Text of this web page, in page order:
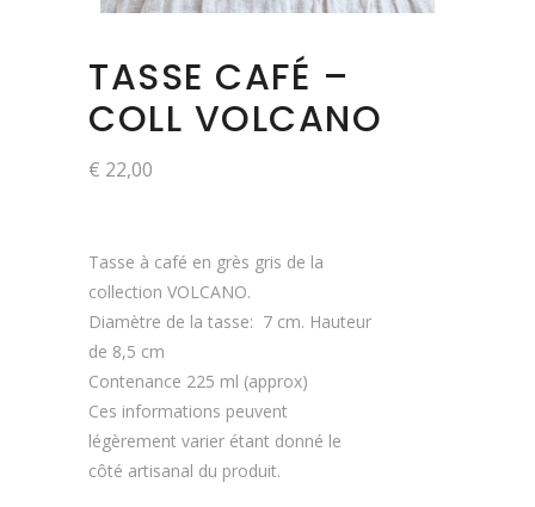
TASSE CAFÉ –
COLL VOLCANO
€ 22,00
Tasse à café en grès gris de la
collection VOLCANO.
Diamètre de la tasse: 7 cm. Hauteur
de 8,5 cm
Contenance 225 ml (approx)
Ces informations peuvent
légèrement varier étant donné le
côté artisanal du produit.